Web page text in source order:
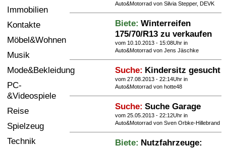
Immobilien
Kontakte
Möbel&Wohnen
Musik
Mode&Bekleidung
PC-
&Videospiele
Reise
Spielzeug
Technik
Auto&Motorrad von Silvia Stepper, DEVK
Biete: Winterreifen
175/70/R13 zu verkaufen
vom 10.10.2013 - 15:08Uhr in
Auto&Motorrad von Jens Jäschke
Suche: Kindersitz gesucht
vom 27.08.2013 - 22:14Uhr in
Auto&Motorrad von hotte48
Suche: Suche Garage
vom 25.05.2013 - 22:12Uhr in
Auto&Motorrad von Sven Orbke-Hillebrand
Biete: Nutzfahrzeuge: